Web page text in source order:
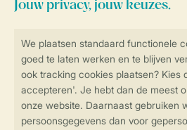
Veilig en snel online boeken
Veilige gegevensoverdracht
Veilige betaling